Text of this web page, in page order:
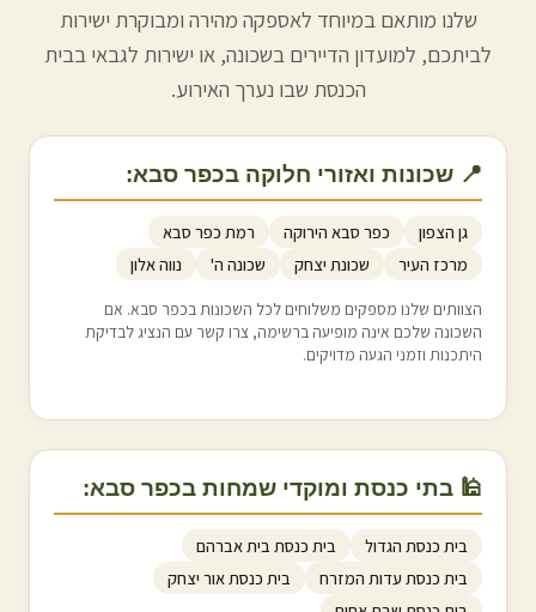
שלנו מותאם במיוחד לאספקה מהירה ומבוקרת ישירות
לביתכם, למועדון הדיירים בשכונה, או ישירות לגבאי בבית
הכנסת שבו נערך האירוע.
📍 שכונות ואזורי חלוקה בכפר סבא:
גן הצפון כפר סבא הירוקה
רמת כפר סבא
מרכז העיר
שכונת יצחק שכונה ה' נווה אלון
הצוותים שלנו מספקים משלוחים לכל השכונות בכפר סבא. אם
השכונה שלכם אינה מופיעה ברשימה, צרו קשר עם הנציג לבדיקת
היתכנות וזמני הגעה מדויקים.
🕌 בתי כנסת ומוקדי שמחות בכפר סבא:
בית כנסת הגדול
בית כנסת בית אברהם
בית כנסת עדות המזרח
בית כנסת אור יצחק